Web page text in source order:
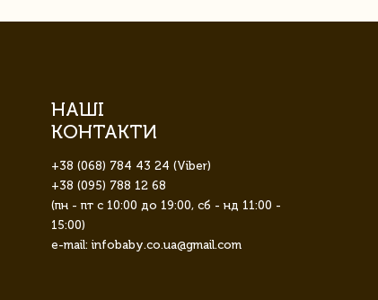
НАШІ
КОНТАКТИ
+38 (068) 784 43 24 (Viber)
+38 (095) 788 12 68
(пн - пт с 10:00 до 19:00, сб - нд 11:00 -
15:00)
e-mail: infobaby.co.ua@gmail.com